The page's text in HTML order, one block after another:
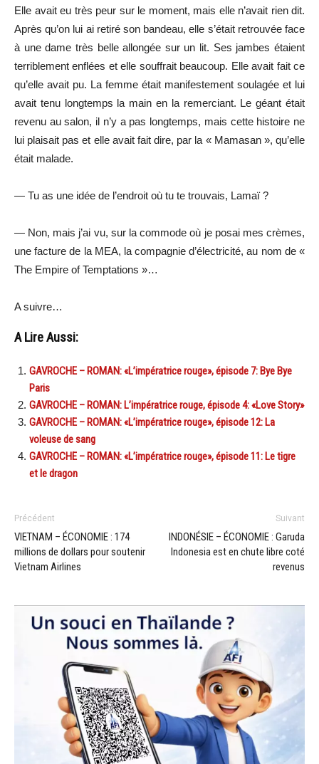
Elle avait eu très peur sur le moment, mais elle n’avait rien dit.
Après qu’on lui ai retiré son bandeau, elle s’était retrouvée face
à une dame très belle allongée sur un lit. Ses jambes étaient
terriblement enflées et elle souffrait beaucoup. Elle avait fait ce
qu’elle avait pu. La femme était manifestement soulagée et lui
avait tenu longtemps la main en la remerciant. Le géant était
revenu au salon, il n’y a pas longtemps, mais cette histoire ne
lui plaisait pas et elle avait fait dire, par la « Mamasan », qu’elle
était malade.
— Tu as une idée de l’endroit où tu te trouvais, Lamaï ?
— Non, mais j’ai vu, sur la commode où je posai mes crèmes,
une facture de la MEA, la compagnie d’électricité, au nom de «
The Empire of Temptations »…
A suivre…
A Lire Aussi:
GAVROCHE – ROMAN: «L’impératrice rouge», épisode 7: Bye Bye
Paris
GAVROCHE – ROMAN: L’impératrice rouge, épisode 4: «Love Story»
GAVROCHE – ROMAN: «L’impératrice rouge», épisode 12: La
voleuse de sang
GAVROCHE – ROMAN: «L’impératrice rouge», épisode 11: Le tigre
et le dragon
Précédent
VIETNAM – ÉCONOMIE : 174
millions de dollars pour soutenir
Vietnam Airlines
Suivant
INDONÉSIE – ÉCONOMIE : Garuda
Indonesia est en chute libre coté
revenus